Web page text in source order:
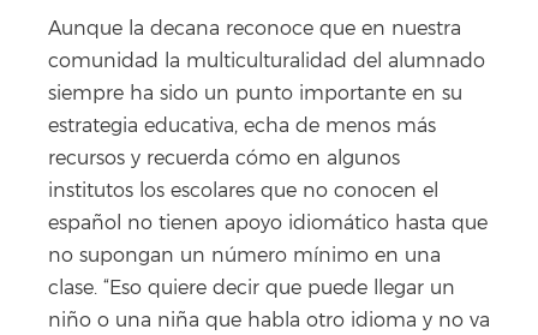
Aunque la decana reconoce que en nuestra
comunidad la multiculturalidad del alumnado
siempre ha sido un punto importante en su
estrategia educativa, echa de menos más
recursos y recuerda cómo en algunos
institutos los escolares que no conocen el
español no tienen apoyo idiomático hasta que
no supongan un número mínimo en una
clase. “Eso quiere decir que puede llegar un
niño o una niña que habla otro idioma y no va